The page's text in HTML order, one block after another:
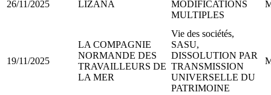
26/11/2025 LIZANA
MODIFICATIONS
MULTIPLES
19/11/2025
LA COMPAGNIE
NORMANDE DES
TRAVAILLEURS DE
LA MER
Vie des sociétés,
SASU,
DISSOLUTION PAR
TRANSMISSION
UNIVERSELLE DU
PATRIMOINE